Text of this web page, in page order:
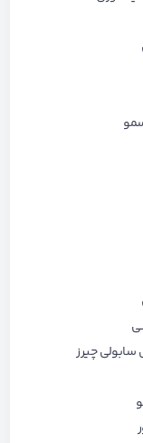
سابولی چیرز